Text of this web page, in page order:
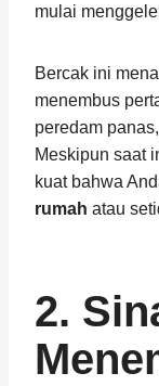
mulai
Bercak ini
menembus
peredam
Meskipun saat
kuat bahwa
rumah atau
2.